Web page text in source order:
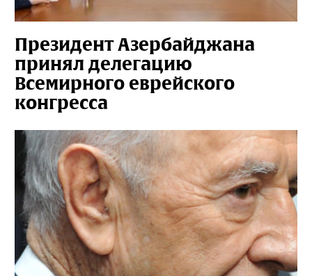
Президент Азербайджана
принял делегацию
Всемирного еврейского
конгресса